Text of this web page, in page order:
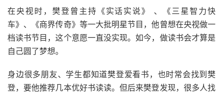
在央视时，樊登曾主持《实话实说》 、《三星智力快
车》、《商界传奇》等一大批明星节目，他曾想在央视做一
档读书节目，这个意愿一直没实现。如今，做读书会才算是
自己圆了梦想。
身边很多朋友、学生都知道樊登爱看书，也时常会找到樊
登，要他推荐几本优好书读读。但后来樊登发现，很多人找